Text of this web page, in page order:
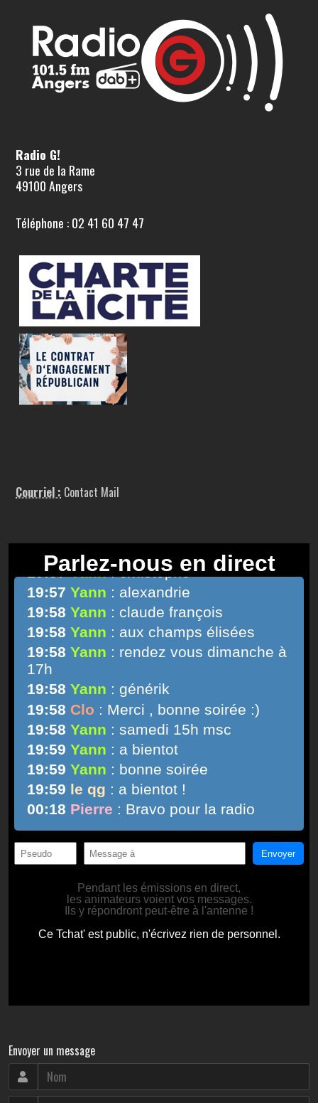
Radio G!
3 rue de la Rame
49100 Angers
Téléphone : 02 41 60 47 47
Courriel : Contact Mail
Envoyer un message